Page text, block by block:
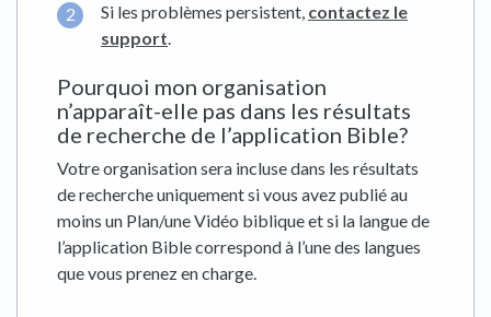
Si les problèmes persistent, contactez le
support.
Pourquoi mon organisation
n’apparaît-elle pas dans les résultats
de recherche de l’application Bible?
Votre organisation sera incluse dans les résultats
de recherche uniquement si vous avez publié au
moins un Plan/une Vidéo biblique et si la langue de
l’application Bible correspond à l’une des langues
que vous prenez en charge.